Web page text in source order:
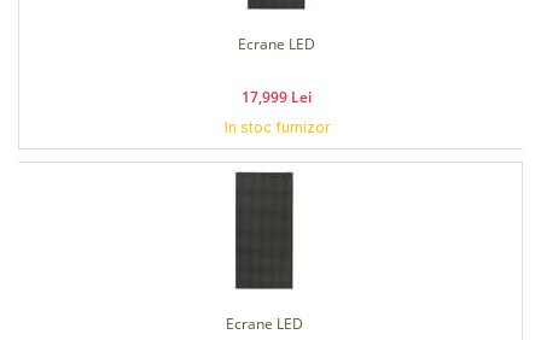
Ecrane LED
17,999 Lei
In stoc furnizor
Ecrane LED